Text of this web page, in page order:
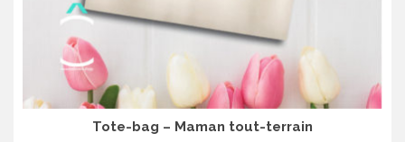
Tote-bag – Maman tout-terrain